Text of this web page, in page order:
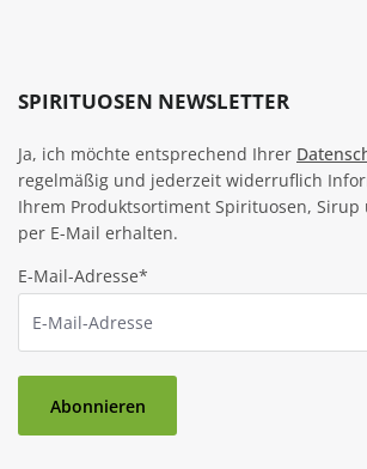
SPIRITUOSEN NEWSLETTER
Ja, ich möchte entsprechend Ihrer
regelmäßig und jederzeit widerruflich
Ihrem Produktsortiment Spirituosen, Sirup
per E-Mail erhalten.
E-Mail-Adresse*
Abonnieren